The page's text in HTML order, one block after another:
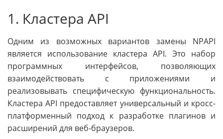
1. Кластера API
Одним из возможных вариантов замены NPAPI
является использование кластера API. Это набор
программных интерфейсов, позволяющих
взаимодействовать с приложениями и
реализовывать специфическую функциональность.
Кластера API предоставляет универсальный и кросс-
платформенный подход к разработке плагинов и
расширений для веб-браузеров.